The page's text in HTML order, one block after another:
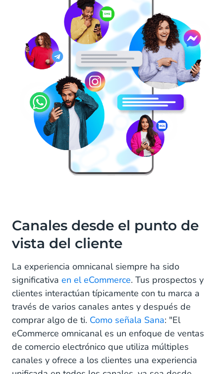
Canales desde el punto de
vista del cliente
La experiencia omnicanal siempre ha sido
significativa en el eCommerce. Tus prospectos y
clientes interactúan típicamente con tu marca a
través de varios canales antes y después de
comprar algo de ti. Como señala Sana: "El
eCommerce omnicanal es un enfoque de ventas
de comercio electrónico que utiliza múltiples
canales y ofrece a los clientes una experiencia